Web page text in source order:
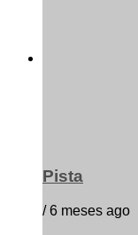
Pista
/ 6 meses ago